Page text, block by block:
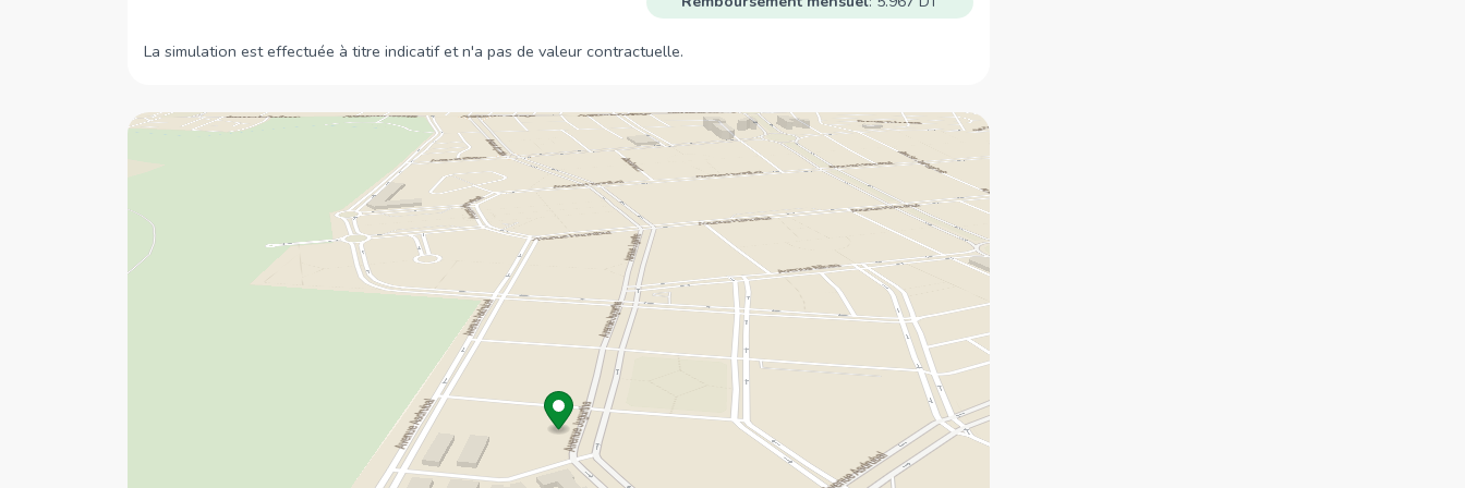
Center
Urgences
2,4 Km
TUNISIA Mall
1,8 Km
Carrefour
1,8 Km
Carrefour Market
1,9 Km
FNAC
2,2 Km
Monoprix
2,3 Km
Magasins
Le Coin du Pain
1,1 Km
La simulation est effectuée à titre indicatif et n'a pas de valeur contractuelle.